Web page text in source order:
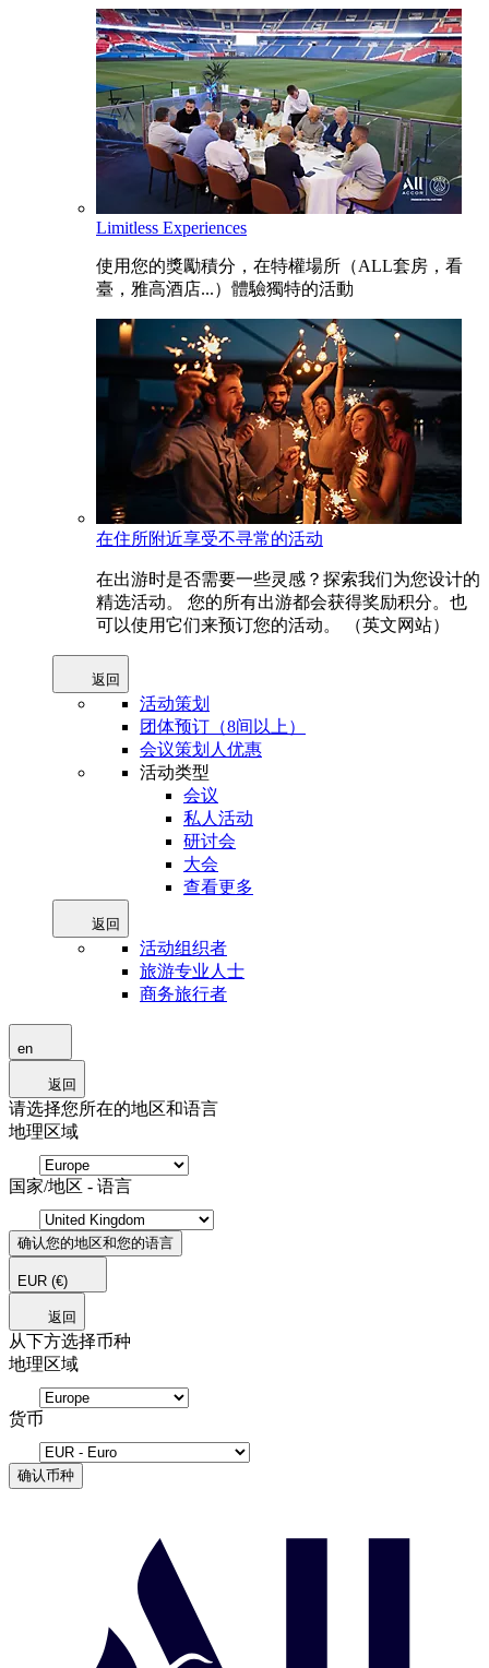
Limitless Experiences
使用您的獎勵積分，在特權場所（ALL套房，看
臺，雅高酒店...）體驗獨特的活動
在住所附近享受不寻常的活动
在出游时是否需要一些灵感？探索我们为您设计的
精选活动。 您的所有出游都会获得奖励积分。也
可以使用它们来预订您的活动。 （英文网站）
返回
活动策划
团体预订（8间以上）
会议策划人优惠
活动类型
会议
私人活动
研讨会
大会
查看更多
返回
活动组织者
旅游专业人士
商务旅行者
en
返回
请选择您所在的地区和语言
地理区域
国家/地区 - 语言
确认您的地区和您的语言
EUR (€)
返回
从下方选择币种
地理区域
货币
确认币种